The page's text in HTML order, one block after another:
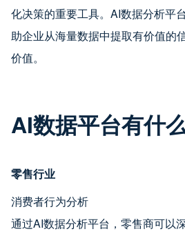
化决策的重要工具。AI数据分析平
助企业从海量数据中提取有价值的
价值。
AI数据平台有什
零售行业
消费者行为分析
通过AI数据分析平台，零售商可以